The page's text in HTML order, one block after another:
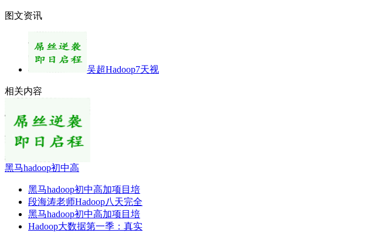
图文资讯
吴超Hadoop7天视
相关内容
黑马hadoop初中高
黑马hadoop初中高加项目培
段海涛老师Hadoop八天完全
黑马hadoop初中高加项目培
Hadoop大数据第一季：真实